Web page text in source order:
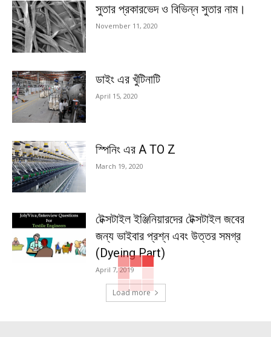
সুতার প্রকারভেদ ও বিভিন্ন সুতার নাম।
November 11, 2020
ডাইং এর খুঁটিনাটি
April 15, 2020
স্পিনিং এর A TO Z
March 19, 2020
টেক্সটাইল ইঞ্জিনিয়ারদের টেক্সটাইল জবের
জন্য ভাইবার প্রশ্ন এবং উত্তর সমগ্র
(Dyeing Part)
April 7, 2019
Load more